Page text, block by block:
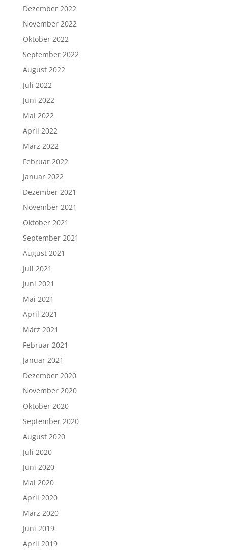
Dezember 2022
November 2022
Oktober 2022
September 2022
August 2022
Juli 2022
Juni 2022
Mai 2022
April 2022
März 2022
Februar 2022
Januar 2022
Dezember 2021
November 2021
Oktober 2021
September 2021
August 2021
Juli 2021
Juni 2021
Mai 2021
April 2021
März 2021
Februar 2021
Januar 2021
Dezember 2020
November 2020
Oktober 2020
September 2020
August 2020
Juli 2020
Juni 2020
Mai 2020
April 2020
März 2020
Juni 2019
April 2019